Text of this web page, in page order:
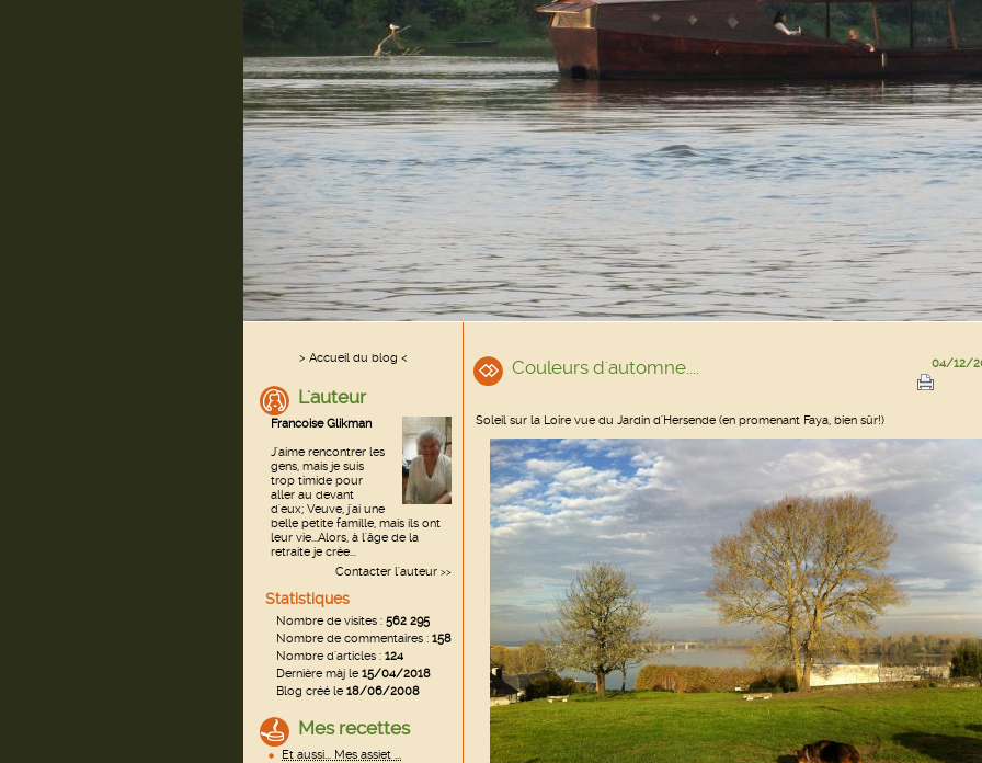
> Accueil du blog <
L'auteur
Francoise Glikman
J'aime rencontrer les
gens, mais je suis
trop timide pour
aller au devant
d'eux; Veuve, j'ai une
belle petite famille, mais ils ont
leur vie...Alors, à l'âge de la
retraite je crée...
Contacter l'auteur >>
Statistiques
Nombre de visites : 562 295
Nombre de commentaires : 158
Nombre d'articles : 124
Dernière màj le15/04/2018
Blog créé le18/06/2008
Mes recettes
Et aussi... Mes assiet ...
Couleurs d'automne.... 04/12/
Soleil sur la Loire vue du Jardin d'Hersende (en promenant Faya, bien sûr!)